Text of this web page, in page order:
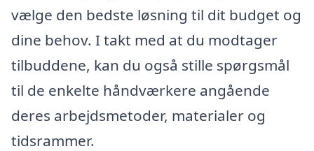
vælge den bedste løsning til dit budget og
dine behov. I takt med at du modtager
tilbuddene, kan du også stille spørgsmål
til de enkelte håndværkere angående
deres arbejdsmetoder, materialer og
tidsrammer.